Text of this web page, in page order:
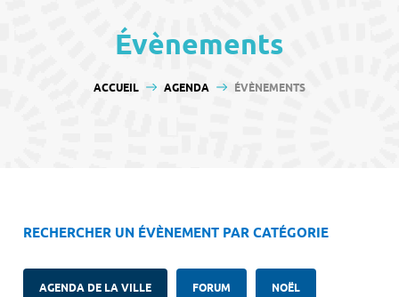
Évènements
VOUS ÊTES ICI :
ACCUEIL AGENDA ÉVÈNEMENTS
RECHERCHER UN ÉVÈNEMENT PAR CATÉGORIE
AGENDA DE LA VILLE FORUM NOËL